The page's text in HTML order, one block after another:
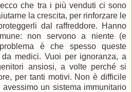
che tra i più venduti ci sono
la crescita, per rinforzare le
dal raffreddore. Hanno
non servono a niente (e
è che spesso queste
medici. Vuoi per ignoranza, a
ansiosi, a volte perché si
per tanti motivi. Non è difficile
un sistema immunitario